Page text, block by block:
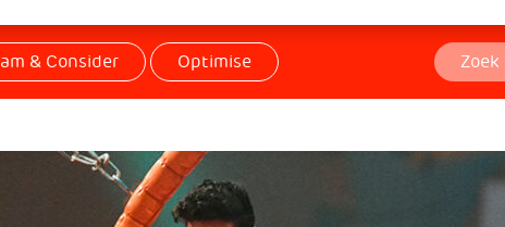
& Consider Optimise